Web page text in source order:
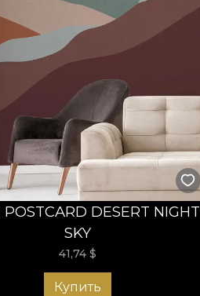
DESERT NIGHT
SKY
41,74$
Купить